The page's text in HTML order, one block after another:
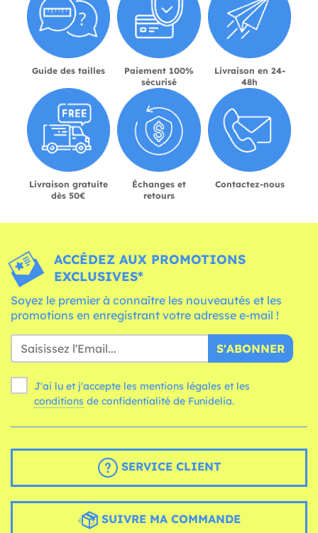
Guide des tailles
Paiement 100%
sécurisé
Livraison en 24-
48h
Livraison gratuite
dès 50€
Échanges et
retours
Contactez-nous
ACCÉDEZ AUX PROMOTIONS
EXCLUSIVES*
Soyez le premier à connaître les nouveautés et les
promotions en enregistrant votre adresse e-mail !
S'ABONNER
J'ai lu et j'accepte les mentions légales et les
conditions de confidentialité de Funidelia.
SERVICE CLIENT
SUIVRE MA COMMANDE